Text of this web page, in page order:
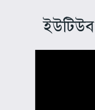
ইউটিউব